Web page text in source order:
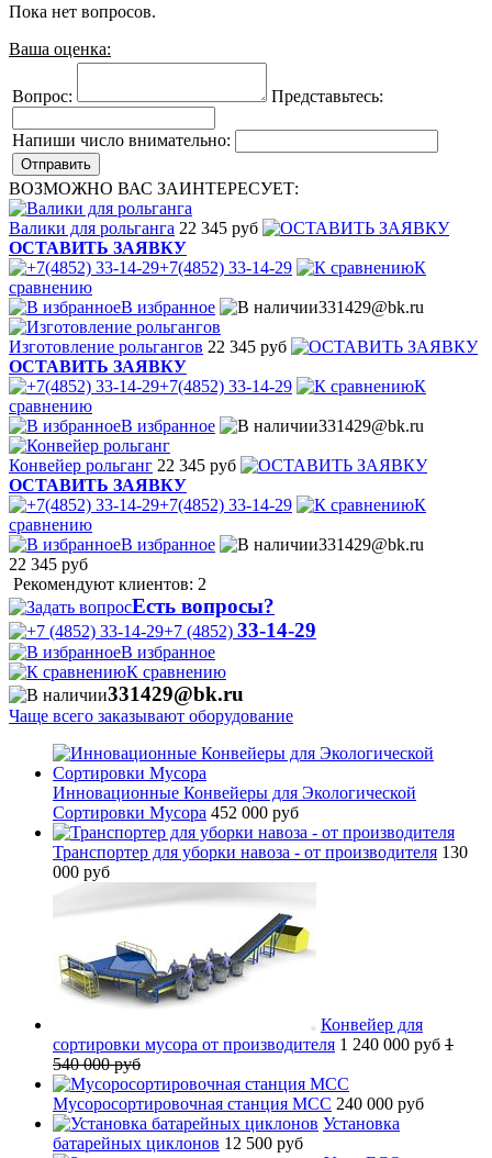
Пока нет вопросов.
Ваша оценка:
Вопрос: Представьтесь:
Напиши число внимательно:
ВОЗМОЖНО ВАС ЗАИНТЕРЕСУЕТ:
Валики для рольганга 22 345 руб
ОСТАВИТЬ ЗАЯВКУ
+7(4852) 33-14-29
К
сравнению
В избранное
331429@bk.ru
Изготовление рольгангов 22 345 руб
ОСТАВИТЬ ЗАЯВКУ
+7(4852) 33-14-29
К
сравнению
В избранное
331429@bk.ru
Конвейер рольганг 22 345 руб
ОСТАВИТЬ ЗАЯВКУ
+7(4852) 33-14-29
К
сравнению
В избранное
331429@bk.ru
22 345 руб
Рекомендуют клиентов: 2
Есть вопросы?
+7 (4852) 33-14-29
В избранное
К сравнению
331429@bk.ru
Чаще всего заказывают оборудование
Инновационные Конвейеры для Экологической
Сортировки Мусора 452 000 руб
Транспортер для уборки навоза - от производителя 130
000 руб
Конвейер для
сортировки мусора от производителя 1 240 000 руб 1
540 000 руб
Мусоросортировочная станция МСС 240 000 руб
Установка
батарейных циклонов 12 500 руб